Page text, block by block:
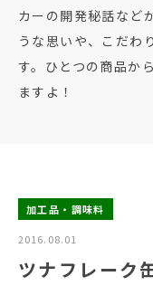
カーの開発秘話など
うな思いや、こだわ
す。ひとつの商品か
ますよ！
加工品・調味料
2016.08.01
ツナフレーク